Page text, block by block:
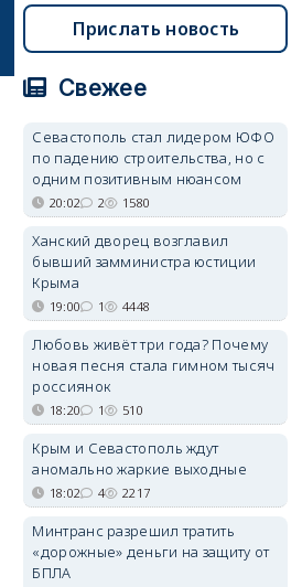
Прислать новость
Свежее
Севастополь стал лидером ЮФО
по падению строительства, но с
одним позитивным нюансом
20:02 2 1580
Ханский дворец возглавил
бывший замминистра юстиции
Крыма
19:00 1 4448
Любовь живёт три года? Почему
новая песня стала гимном тысяч
россиянок
18:20 1 510
Крым и Севастополь ждут
аномально жаркие выходные
18:02 4 2217
Минтранс разрешил тратить
«дорожные» деньги на защиту от
БПЛА